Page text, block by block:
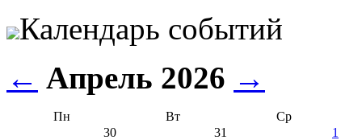
Календарь событий
← Апрель 2026 →
Пн Вт
Ср
30
31
1